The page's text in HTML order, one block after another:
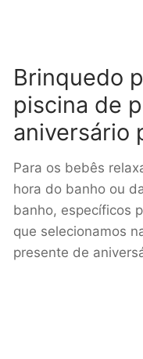
Brinquedo
piscina de
aniversário
Para os bebês
hora do banho ou
banho, específicos
que selecionamos
presente de